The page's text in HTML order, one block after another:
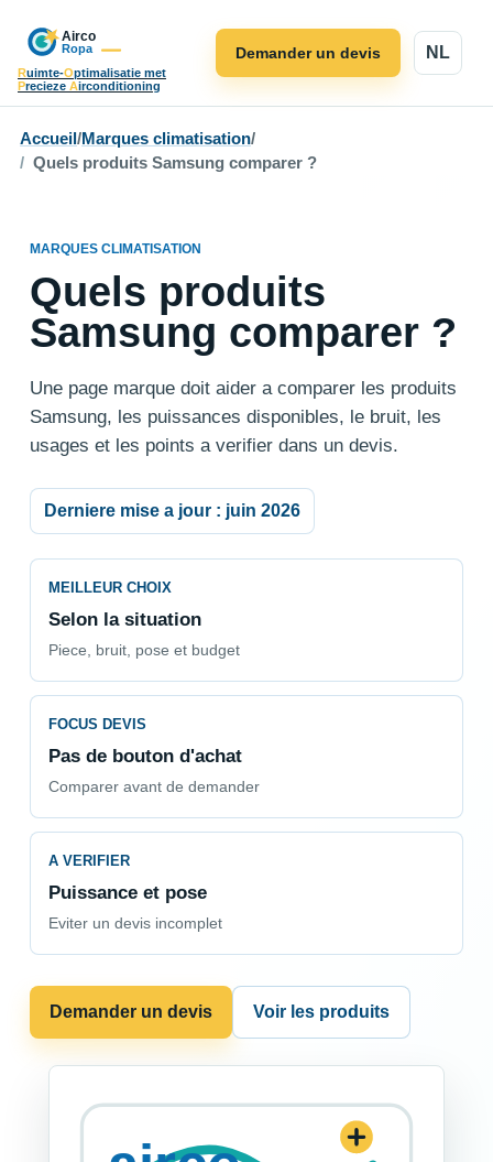
Ruimte-Optimalisatie met
Precieze Airconditioning
NL
Demander un devis
Accueil /Marques climatisation/
Quels produits Samsung comparer ?
MARQUES CLIMATISATION
Quels produits
Samsung comparer ?
Une page marque doit aider a comparer les produits
Samsung, les puissances disponibles, le bruit, les
usages et les points a verifier dans un devis.
Derniere mise a jour : juin 2026
MEILLEUR CHOIX
Selon la situation
Piece, bruit, pose et budget
FOCUS DEVIS
Pas de bouton d'achat
Comparer avant de demander
A VERIFIER
Puissance et pose
Eviter un devis incomplet
Demander un devis Voir les produits